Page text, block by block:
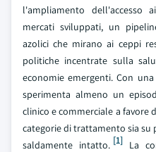
l'ampliamento dell'accesso
mercati sviluppati, un
azolici che mirano ai ceppi
politiche incentrate sulla
economie emergenti. Con
sperimenta almeno un
clinico e commerciale a
categorie di trattamento sia su
saldamente intatto. [1] La